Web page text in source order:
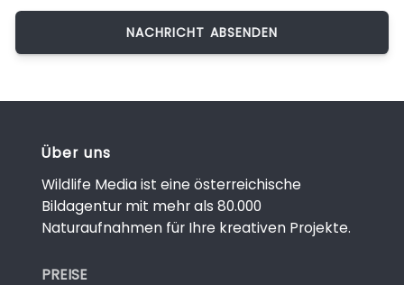
Über uns
Wildlife Media ist eine österreichische
Bildagentur mit mehr als 80.000
Naturaufnahmen für Ihre kreativen Projekte.
PREISE